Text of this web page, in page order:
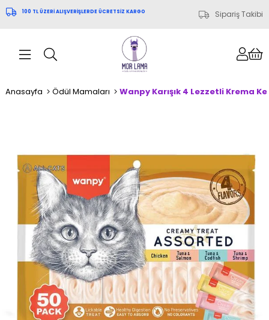
100 TL ÜZERİ ALIŞVERİŞLERDE ÜCRETSİZ KARGO Sipariş Takibi
Anasayfa Ödül Mamaları